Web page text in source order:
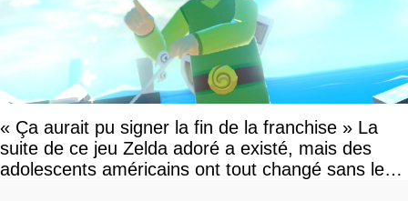
« Ça aurait pu signer la fin de la franchise » La
suite de ce jeu Zelda adoré a existé, mais des
adolescents américains ont tout changé sans le